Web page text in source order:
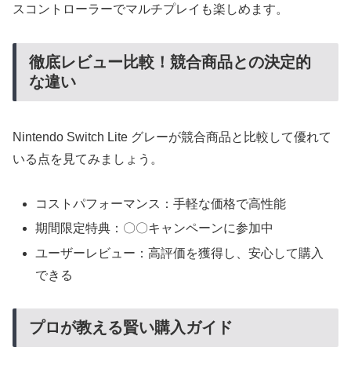
スコントローラーでマルチプレイも楽しめます。
徹底レビュー比較！競合商品との決定的
な違い
Nintendo Switch Lite グレーが競合商品と比較して優れて
いる点を見てみましょう。
コストパフォーマンス：手軽な価格で高性能
期間限定特典：〇〇キャンペーンに参加中
ユーザーレビュー：高評価を獲得し、安心して購入
できる
プロが教える賢い購入ガイド